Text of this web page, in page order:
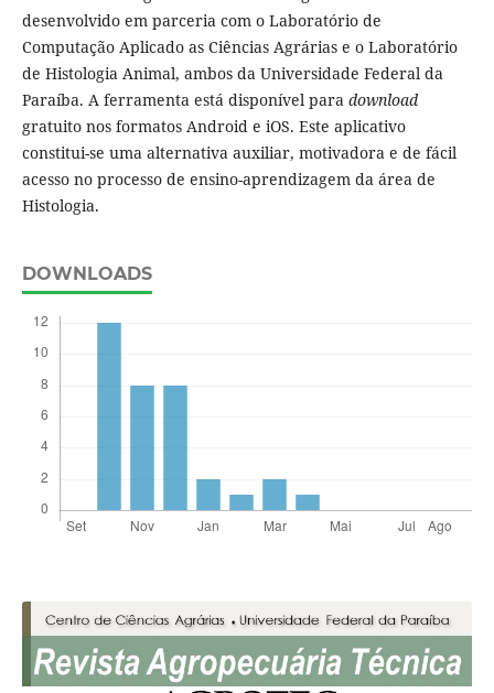
desenvolvido em parceria com o Laboratório de
Computação Aplicado as Ciências Agrárias e o Laboratório
de Histologia Animal, ambos da Universidade Federal da
Paraíba. A ferramenta está disponível para download
gratuito nos formatos Android e iOS. Este aplicativo
constitui-se uma alternativa auxiliar, motivadora e de fácil
acesso no processo de ensino-aprendizagem da área de
Histologia.
DOWNLOADS